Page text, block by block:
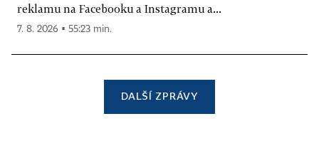
reklamu na Facebooku a Instagramu a...
7. 8. 2026 ▪ 55:23 min.
DALŠÍ ZPRÁVY